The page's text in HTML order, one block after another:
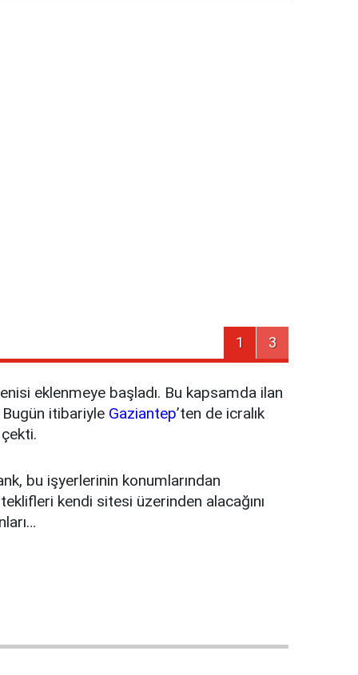
1 3
eklenmeye başladı. Bu kapsamda ilan
Bugün itibariyle Gaziantep’ten de icralık
bu işyerlerinin konumlarından
kendi sitesi üzerinden alacağını